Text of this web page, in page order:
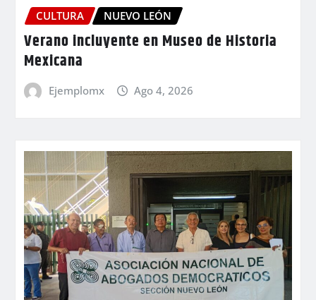
CULTURA NUEVO LEÓN
Verano incluyente en Museo de Historia
Mexicana
Ejemplomx Ago 4, 2026